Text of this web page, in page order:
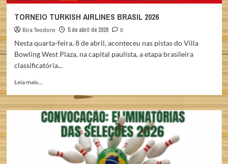
TORNEIO TURKISH AIRLINES BRASIL 2026
Bira Teodoro 5 de abril de 2026
0
Nesta quarta-feira, 8 de abril, aconteceu nas pistas do Villa
Bowling West Plaza, na capital paulista, a etapa brasileira
classificatória...
Leia mais...
TORNEIO
TURKISH
AIRLINES
BRASIL
2026